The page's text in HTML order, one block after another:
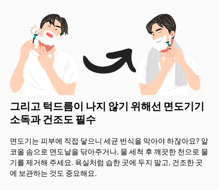
그리고 턱드름이 나지 않기 위해선 면도기기
소독과 건조도 필수
면도기는 피부에 직접 닿으니 세균 번식을 막아야 하잖아요? 알
코올 솜으로 면도날을 닦아주거나, 물 세척 후 깨끗한 천으로 물
기를 제거해 주세요. 욕실처럼 습한 곳에 두지 말고, 건조한 곳
에 보관하는 것도 중요해요.